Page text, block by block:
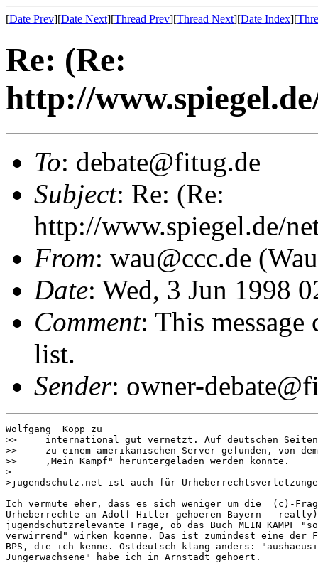
[Date Prev][Date Next][Thread Prev][Thread Next][Date Index][
Re: (Re:
http://
To: debate@fitug.de
Subject: Re: (Re:
http://www.spiegel.de/
From: wau@ccc.de
Date: Wed, 3 Jun 1998
Comment: This
list.
Sender: owner-
Wolfgang  Kopp zu
>>     international gut vernetzt. Auf deutschen Seiten
>>     zu einem amerikanischen Server gefunden, von
>>     ,Mein Kampf" heruntergeladen werden konnte.
>
>jugendschutz.net ist auch für
Ich vermute eher, dass es sich weniger um die  (c)-
Urheberrechte an Adolf Hitler gehoeren Bayern -
jugendschutzrelevante Frage, ob das Buch MEIN KAMPF
verwirrend" wirken koenne. Das ist zumindest eine der
BPS, die ich kenne. Ostdeutsch klang anders:
Jungerwachsene" habe ich in Arnstadt gehoert.